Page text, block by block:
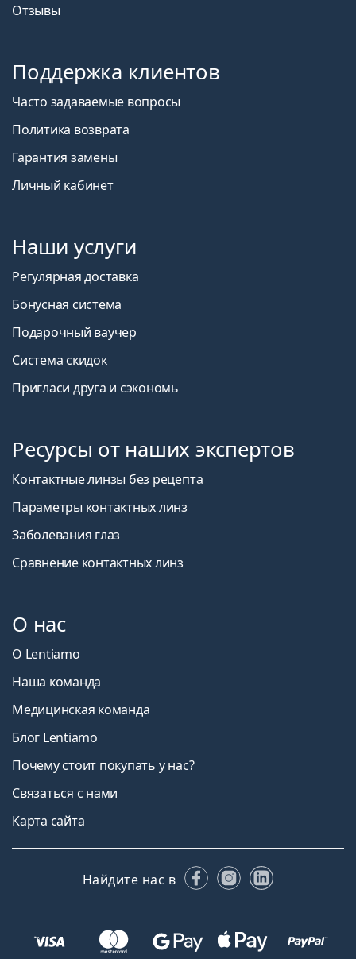
Отзывы
Поддержка клиентов
Часто задаваемые вопросы
Политика возврата
Гарантия замены
Личный кабинет
Наши услуги
Регулярная доставка
Бонусная система
Подарочный ваучер
Система скидок
Пригласи друга и сэкономь
Ресурсы от наших экспертов
Контактные линзы без рецепта
Параметры контактных линз
Заболевания глаз
Сравнение контактных линз
О нас
О Lentiamo
Наша команда
Медицинская команда
Блог Lentiamo
Почему стоит покупать у нас?
Связаться с нами
Карта сайта
Найдите нас в FacebookInstagram
LinkedIn